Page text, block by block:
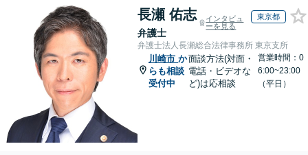
長瀬 佑志
弁護士
インタビュ
ーを見る
東京都
弁護士法人長瀬総合法律事務所 東京支所
川崎市 か
らも相談
受付中
面談方法(対面・
電話・ビデオな
ど)は応相談
営業時間：0
6:00~23:00
（平日）